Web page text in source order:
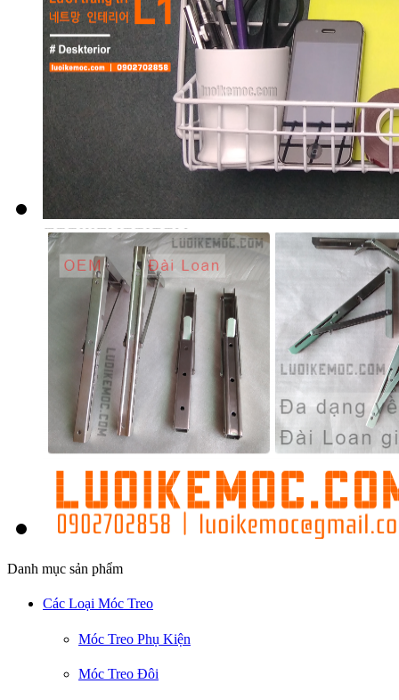
Danh mục sản phẩm
Các Loại Móc Treo
Móc Treo Phụ Kiện
Móc Treo Đôi